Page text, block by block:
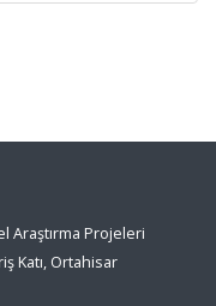
Araştırma Projeleri
Katı, Ortahisar